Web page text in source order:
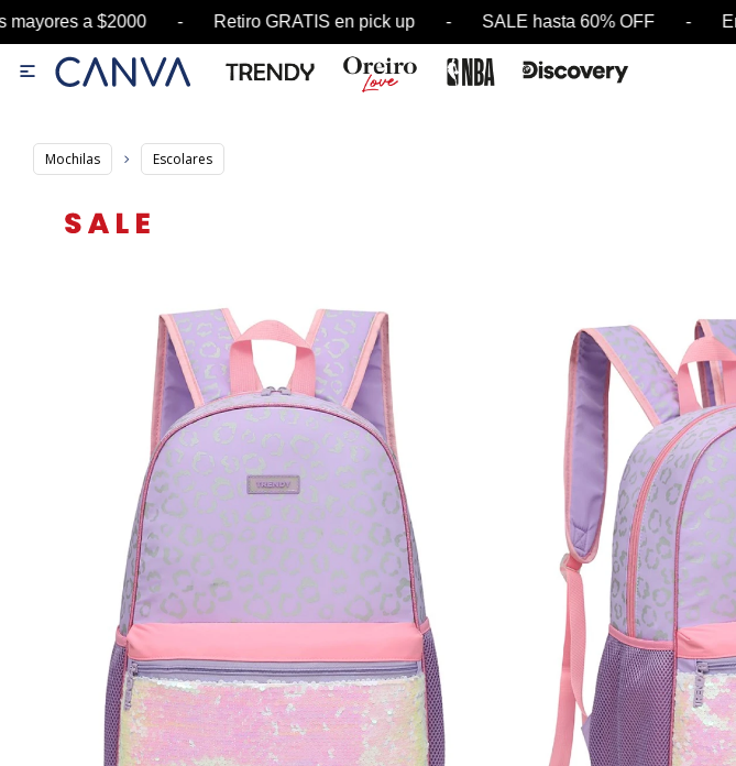
a $2000 - Retiro GRATIS en pick up - SALE hasta 60% OFF - Envíos

Mochilas Escolares